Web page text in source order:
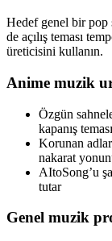
Hedef genel bir pop
de açılış teması
üreticisini kullanın.
Anime muzik
Özgün
kapanış
Korunan
nakarat
AItoSong’u
tutar
Genel muzik